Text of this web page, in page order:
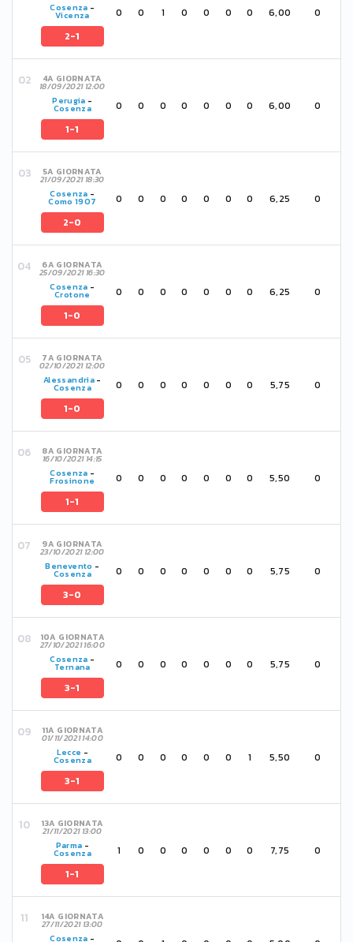
Cosenza -
Vicenza
2-1
0 0 1 0 0 0 0 6,00 0
4A GIORNATA
18/09/2021 12:00
Perugia -
Cosenza
1-1
0 0 0 0 0 0 0 6,00 0
5A GIORNATA
21/09/2021 18:30
Cosenza -
Como 1907
2-0
0 0 0 0 0 0 0 6,25 0
6A GIORNATA
25/09/2021 16:30
Cosenza -
Crotone
1-0
0 0 0 0 0 0 0 6,25 0
7A GIORNATA
02/10/2021 12:00
Alessandria-
Cosenza
1-0
0 0 0 0 0 0 0 5,75 0
8A GIORNATA
16/10/2021 14:15
Cosenza -
Frosinone
1-1
0 0 0 0 0 0 0 5,50 0
9A GIORNATA
23/10/2021 12:00
Benevento -
Cosenza
3-0
0 0 0 0 0 0 0 5,75 0
10A GIORNATA
27/10/2021 16:00
Cosenza -
Ternana
3-1
0 0 0 0 0 0 0 5,75 0
11A GIORNATA
01/11/2021 14:00
Lecce -
Cosenza
3-1
0 0 0 0 0 0 1 5,50 0
13A GIORNATA
21/11/2021 13:00
Parma -
Cosenza
1-1
1 0 0 0 0 0 0 7,75 0
14A GIORNATA
27/11/2021 13:00
Cosenza -